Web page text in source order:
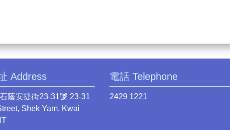
Address
蔭安捷街23-31號 23-31
Shek Yam, Kwai
電話 Telephone
2429 1221